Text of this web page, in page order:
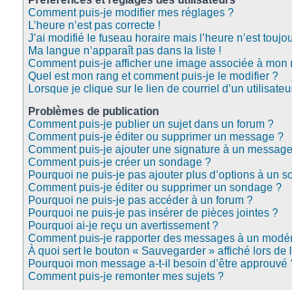
Comment puis-je modifier mes réglages ?
L’heure n’est pas correcte !
J’ai modifié le fuseau horaire mais l’heure n’est
Ma langue n’apparaît pas dans la liste !
Comment puis-je afficher une image associée à mon
Quel est mon rang et comment puis-je le modifier ?
Lorsque je clique sur le lien de courriel d’un
Problèmes de publication
Comment puis-je publier un sujet dans un forum ?
Comment puis-je éditer ou supprimer un message ?
Comment puis-je ajouter une signature à un
Comment puis-je créer un sondage ?
Pourquoi ne puis-je pas ajouter plus d’options à un
Comment puis-je éditer ou supprimer un sondage ?
Pourquoi ne puis-je pas accéder à un forum ?
Pourquoi ne puis-je pas insérer de pièces jointes ?
Pourquoi ai-je reçu un avertissement ?
Comment puis-je rapporter des messages à un
À quoi sert le bouton « Sauvegarder » affiché lors de
Pourquoi mon message a-t-il besoin d’être approuvé
Comment puis-je remonter mes sujets ?